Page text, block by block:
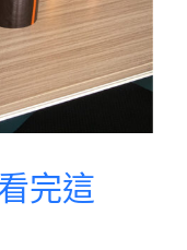
完這